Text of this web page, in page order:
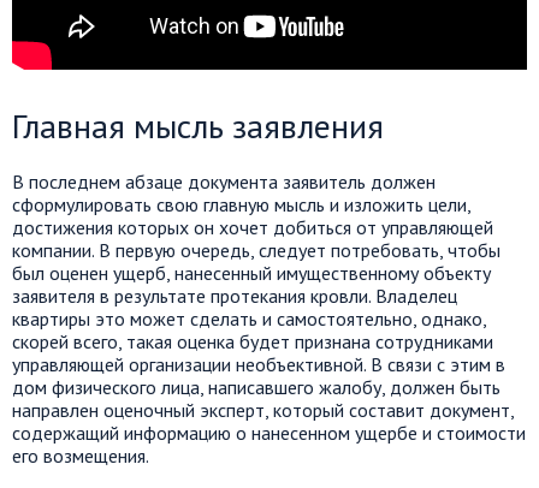
Главная мысль заявления
В последнем абзаце документа заявитель должен
сформулировать свою главную мысль и изложить цели,
достижения которых он хочет добиться от управляющей
компании. В первую очередь, следует потребовать, чтобы
был оценен ущерб, нанесенный имущественному объекту
заявителя в результате протекания кровли. Владелец
квартиры это может сделать и самостоятельно, однако,
скорей всего, такая оценка будет признана сотрудниками
управляющей организации необъективной. В связи с этим в
дом физического лица, написавшего жалобу, должен быть
направлен оценочный эксперт, который составит документ,
содержащий информацию о нанесенном ущербе и стоимости
его возмещения.